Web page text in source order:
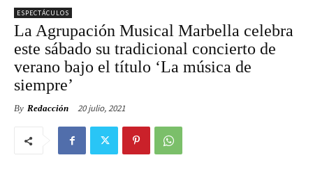
ESPECTÁCULOS
La Agrupación Musical Marbella celebra
este sábado su tradicional concierto de
verano bajo el título ‘La música de
siempre’
By Redacción 20 julio, 2021